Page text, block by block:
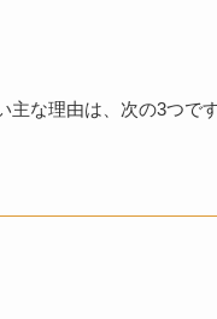
な理由は、次の3つです